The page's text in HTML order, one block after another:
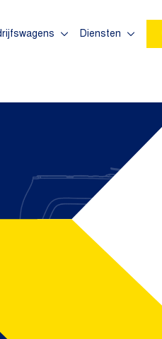
Diensten